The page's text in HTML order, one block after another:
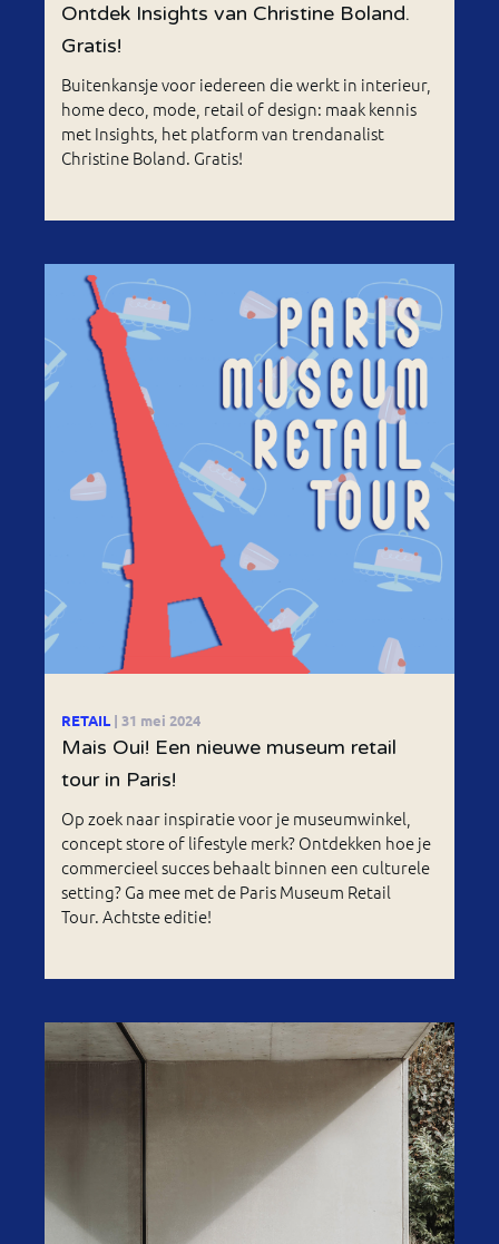
Ontdek Insights van Christine Boland.
Gratis!
Buitenkansje voor iedereen die werkt in interieur,
home deco, mode, retail of design: maak kennis
met Insights, het platform van trendanalist
Christine Boland. Gratis!
RETAIL | 31 mei 2024
Mais Oui! Een nieuwe museum retail
tour in Paris!
Op zoek naar inspiratie voor je museumwinkel,
concept store of lifestyle merk? Ontdekken hoe je
commercieel succes behaalt binnen een culturele
setting? Ga mee met de Paris Museum Retail
Tour. Achtste editie!